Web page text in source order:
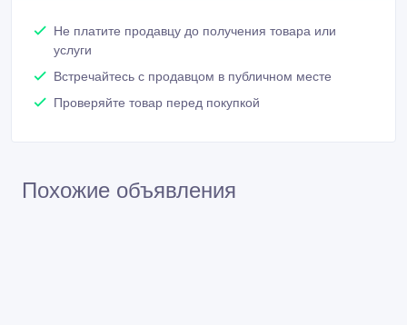
Не платите продавцу до получения товара или
услуги
Встречайтесь с продавцом в публичном месте
Проверяйте товар перед покупкой
Похожие объявления